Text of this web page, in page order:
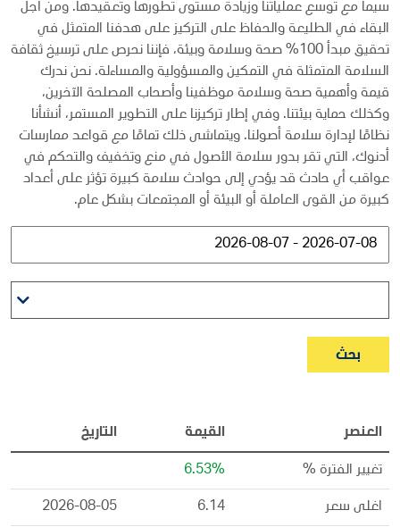
سيما مع توسع عملياتنا وزيادة مستوى تطورها وتعقيدها. ومن أجل
البقاء في الطليعة والحفاظ على التركيز على هدفنا المتمثل في
تحقيق مبدأ 100% صحة وسلامة وبيئة، فإننا نحرص على ترسيخ ثقافة
السلامة المتمثلة في التمكين والمسؤولية والمساءلة. نحن ندرك
قيمة وأهمية صحة وسلامة موظفينا وأصحاب المصلحة الآخرين،
وكذلك حماية بيئتنا. وفي إطار تركيزنا على التطوير المستمر، أنشأنا
نظامًا لإدارة سلامة أصولنا. ويتماشى ذلك تمامًا مع قواعد ممارسات
أدنوك، التي تقر بدور سلامة الأصول في منع وتخفيف والتحكم في
عواقب أي حادث قد يؤدي إلى حوادث سلامة كبيرة تؤثر على أعداد
كبيرة من القوى العاملة أو البيئة أو المجتمعات بشكل عام.
بحث
العنصر القيمة التاريخ
تغيير الفترة % 6.53%
اغلى سعر 6.14
2026-08-05